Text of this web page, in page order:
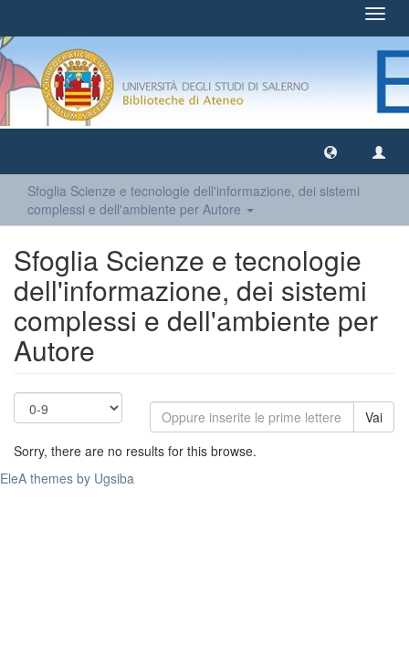
Sfoglia Scienze e tecnologie dell'informazione, dei sistemi
complessi e dell'ambiente per Autore
Sfoglia Scienze e tecnologie
dell'informazione, dei sistemi
complessi e dell'ambiente per
Autore
Vai
Sorry, there are no results for this browse.
EleA themes by Ugsiba